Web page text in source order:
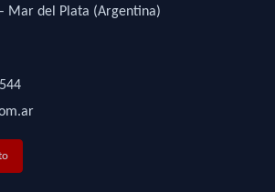
Mar del Plata (Argentina)